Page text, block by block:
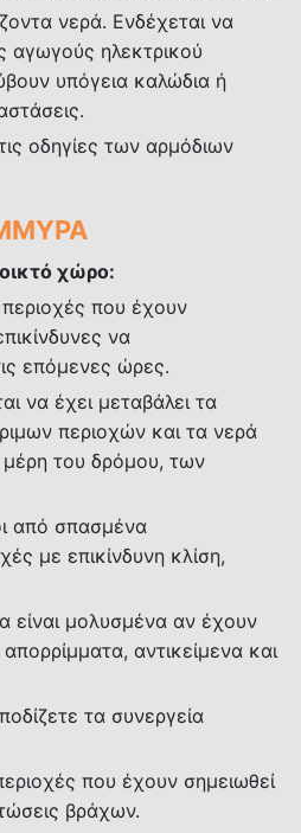
νερά. Ενδέχεται να
αγωγούς ηλεκτρικού
υπόγεια καλώδια ή
οδηγίες των αρμόδιων
χώρο:
που έχουν
να
επόμενες ώρες.
να έχει μεταβάλει τα
περιοχών και τα νερά
του δρόμου, των
από σπασμένα
με επικίνδυνη κλίση,
είναι μολυσμένα αν έχουν
αντικείμενα και
τα συνεργεία
που έχουν σημειωθεί
βράχων.